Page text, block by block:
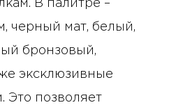
В палитре –
черный мат, белый,
бронзовый,
эксклюзивные
Это позволяет